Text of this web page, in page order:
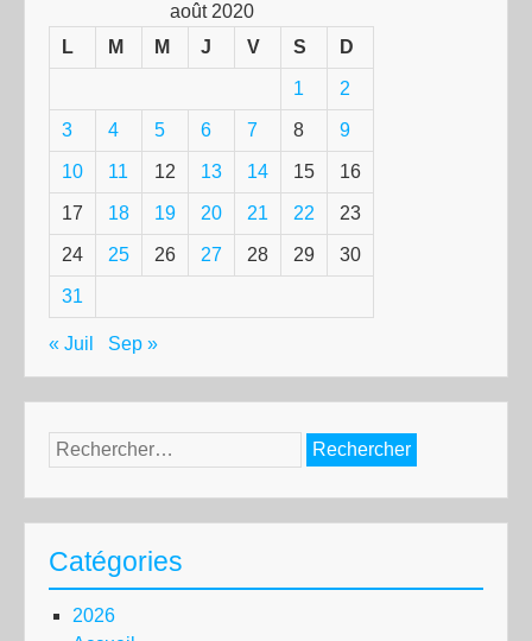
août 2020
L
M M J V S D
1 2
3 4 5 6 7 8 9
10 11 12 13 14 15 16
17 18 19 20 21 22 23
24 25 26 27 28 29 30
31
« Juil Sep »
Rechercher :
Catégories
2026